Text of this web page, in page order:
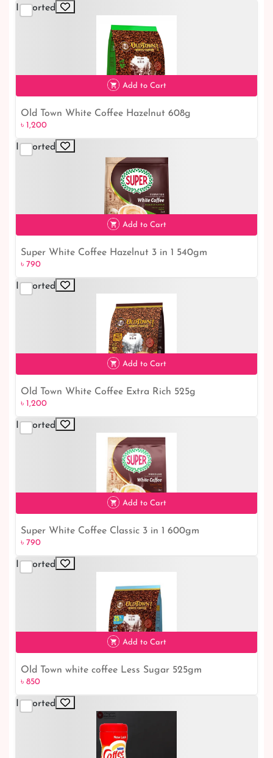
Imported
৳ 1,200
Add to Cart
Old Town White Coffee Hazelnut 608g
৳ 1,200
Imported
৳ 790
Add to Cart
Super White Coffee Hazelnut 3 in 1 540gm
৳ 790
Imported
৳ 1,200
Add to Cart
Old Town White Coffee Extra Rich 525g
৳ 1,200
Imported
৳ 790
Add to Cart
Super White Coffee Classic 3 in 1 600gm
৳ 790
Imported
৳ 850
Add to Cart
Old Town white coffee Less Sugar 525gm
৳ 850
Imported